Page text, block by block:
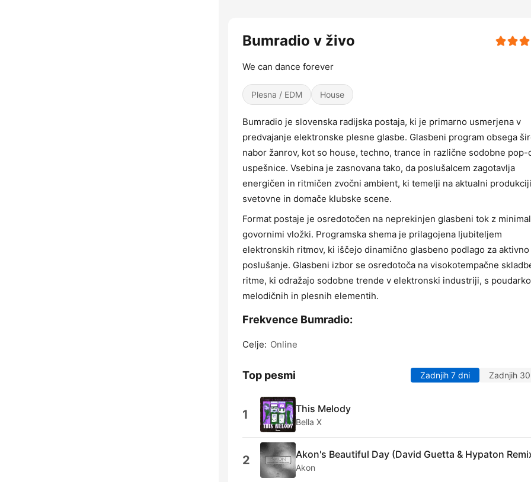
Bumradio v živo
We can dance forever
Plesna / EDM House
Bumradio je slovenska radijska postaja, ki je primarno usmerjena v
predvajanje elektronske plesne glasbe. Glasbeni program obsega
nabor žanrov, kot so house, techno, trance in različne sodobne pop-
uspešnice. Vsebina je zasnovana tako, da poslušalcem zagotavlja
energičen in ritmičen zvočni ambient, ki temelji na aktualni
svetovne in domače klubske scene.
Format postaje je osredotočen na neprekinjen glasbeni tok z
govornimi vložki. Programska shema je prilagojena ljubiteljem
elektronskih ritmov, ki iščejo dinamično glasbeno podlago za aktivno
poslušanje. Glasbeni izbor se osredotoča na visokotempačne
ritme, ki odražajo sodobne trende v elektronski industriji, s
melodičnih in plesnih elementih.
Frekvence Bumradio:
Celje: Online
Top pesmi Zadnjih 7 dni Zadnjih
1 This Melody
Bella X
2 Akon's Beautiful Day (David Guetta & Hypaton
Akon